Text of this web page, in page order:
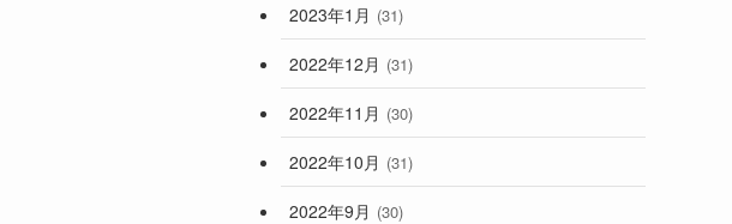
2023年1月 (31)
2022年12月 (31)
2022年11月 (30)
2022年10月 (31)
2022年9月 (30)